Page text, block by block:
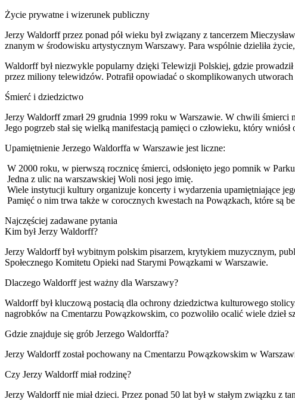
Życie prywatne i wizerunek publiczny
Jerzy Waldorff przez ponad pół wieku był związany z tancerzem
znanym w środowisku artystycznym Warszawy. Para wspólnie dzieliła
Waldorff był niezwykle popularny dzięki Telewizji Polskiej, gdzie
przez miliony telewidzów. Potrafił opowiadać o skomplikowanych
Śmierć i dziedzictwo
Jerzy Waldorff zmarł 29 grudnia 1999 roku w Warszawie. W chwili śmierci
Jego pogrzeb stał się wielką manifestacją pamięci o człowieku, który
Upamiętnienie Jerzego Waldorffa w Warszawie jest liczne:
W 2000 roku, w pierwszą rocznicę śmierci, odsłonięto jego pomnik w
Jedna z ulic na warszawskiej Woli nosi jego imię.
Wiele instytucji kultury organizuje koncerty i wydarzenia upamiętniające
Pamięć o nim trwa także w corocznych kwestach na Powązkach, które są
Najczęściej zadawane pytania
Kim był Jerzy Waldorff?
Jerzy Waldorff był wybitnym polskim pisarzem, krytykiem muzycznym,
Społecznego Komitetu Opieki nad Starymi Powązkami w Warszawie.
Dlaczego Waldorff jest ważny dla Warszawy?
Waldorff był kluczową postacią dla ochrony dziedzictwa kulturowego
nagrobków na Cmentarzu Powązkowskim, co pozwoliło ocalić wiele dzieł
Gdzie znajduje się grób Jerzego Waldorffa?
Jerzy Waldorff został pochowany na Cmentarzu Powązkowskim w
Czy Jerzy Waldorff miał rodzinę?
Jerzy Waldorff nie miał dzieci. Przez ponad 50 lat był w stałym związku z